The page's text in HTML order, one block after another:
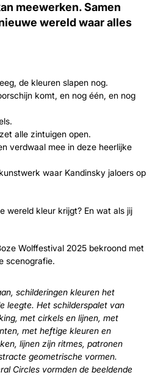
meewerken. Samen
wereld waar alles
de kleuren slapen nog.
komt, en nog één, en nog
alle zintuigen open.
verdwaal mee in deze heerlijke
waar Kandinsky jaloers op
wereld kleur krijgt? En wat als jij
Wolffestival 2025 bekroond met
scenografie.
schilderingen kleuren het
leegte. Het schilderspalet van
met cirkels en lijnen, met
met heftige kleuren en
lijnen zijn ritmes, patronen
geometrische vormen.
Circles vormden de beeldende
Inzoomen